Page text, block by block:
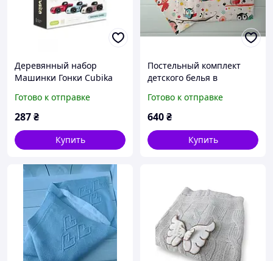
Деревянный набор
Машинки Гонки Cubika
Готово к отправке
287₴
Купить
Постельный комплект
детского белья в
Готово к отправке
640₴
Купить